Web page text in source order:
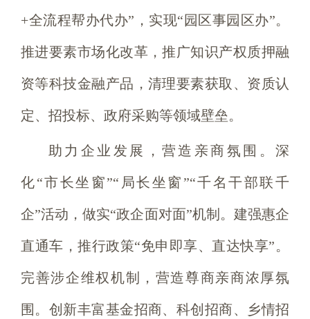
+全流程帮办代办”，实现“园区事园区办”。
推进要素市场化改革，推广知识产权质押融
资等科技金融产品，清理要素获取、资质认
定、招投标、政府采购等领域壁垒。
助力企业发展，营造亲商氛围。深
化“市长坐窗”“局长坐窗”“千名干部联千
企”活动，做实“政企面对面”机制。建强惠企
直通车，推行政策“免申即享、直达快享”。
完善涉企维权机制，营造尊商亲商浓厚氛
围。创新丰富基金招商、科创招商、乡情招